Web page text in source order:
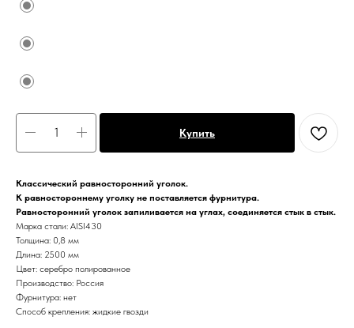
Купить
Классический равносторонний уголок.
К равностороннему уголку не поставляется фурнитура.
Равносторонний уголок запиливается на углах, соединяется стык в стык.
Марка стали: AISI430
Толщина: 0,8 мм
Длина: 2500 мм
Цвет: серебро полированное
Производство: Россия
Фурнитура: нет
Способ крепления: жидкие гвозди